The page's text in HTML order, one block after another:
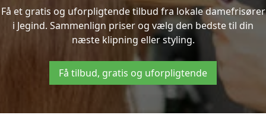
Få et gratis og uforpligtende tilbud fra lokale damefrisører
i Jegind. Sammenlign priser og vælg den bedste til din
næste klipning eller styling.
Få tilbud, gratis og uforpligtende